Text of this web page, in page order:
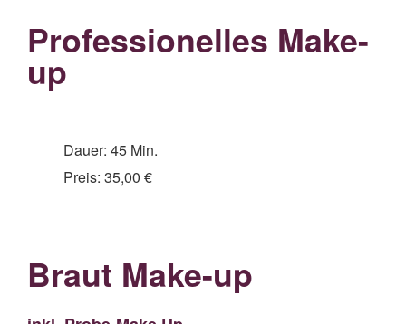
Professionelles Make-
up
Dauer: 45 Min.
Preis: 35,00 €
Braut Make-up